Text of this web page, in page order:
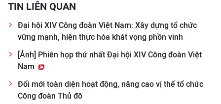
TIN LIÊN QUAN
Đại hội XIV Công đoàn Việt Nam: Xây dựng tổ chức
vững mạnh, hiện thực hóa khát vọng phồn vinh
[Ảnh] Phiên họp thứ nhất Đại hội XIV Công đoàn Việt
Nam
Đổi mới toàn diện hoạt động, nâng cao vị thế tổ chức
Công đoàn Thủ đô